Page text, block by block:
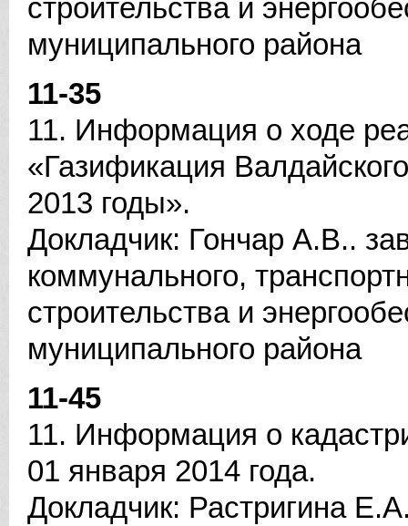
строительства и
муниципального района
11-35
11. Информация о ходе
«Газификация
2013 годы».
Докладчик: Гончар А.В..
коммунального,
строительства и
муниципального района
11-45
11. Информация о
01 января 2014 года.
Докладчик: Растригина